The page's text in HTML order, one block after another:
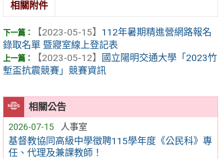
相關公告
2026-07-15 人事室
基督教協同高級中學徵聘115學年度《公民科》專
任、代理及兼課教師！
相關附件
【2023-05-15】 112年暑期精進營網路報名
錄取名單 暨寢室線上登記表
【2023-05-12】
國立陽明交通大學「2023竹
塹盃抗震競賽」競賽資訊